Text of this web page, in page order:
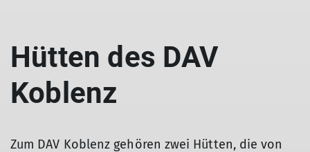
Hütten des DAV
Koblenz
Zum DAV Koblenz gehören zwei Hütten, die von